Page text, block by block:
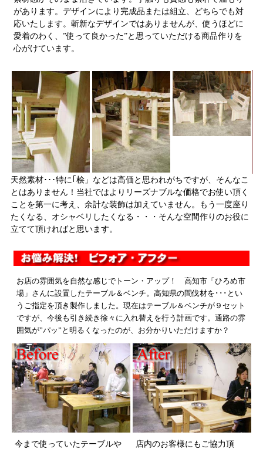
があります。デザインにより完成品または組立、どちらでも対
応いたします。斬新なデザインではありませんが、使うほどに
愛着のわく、”使って良かった”と思っていただける商品作りを
心がけています。
天然素材･･･特に｢桧」などは高価と思われがちですが、そんなこ
とはありません！当社ではよりリーズナブルな価格でお使い頂く
ことを第一に考え、余計な装飾は加えていません。もう一度座り
たくなる、オシャベリしたくなる・・・そんな空間作りのお役に
立てて頂ければと思います。
お店の雰囲気を自然な感じでトーン・アップ！ 高知市「ひろめ市
場」さんに設置したテーブル＆ベンチ。高知県の間伐材を･･･とい
うご指定を頂き製作しました。現在はテーブル＆ベンチが９セット
ですが、今後も引き続き徐々に入れ替えを行う計画です。通路の雰
囲気が”パッ”と明るくなったのが、お分かりいただけますか？
今まで使っていたテーブルや
店内のお客様にもご協力頂